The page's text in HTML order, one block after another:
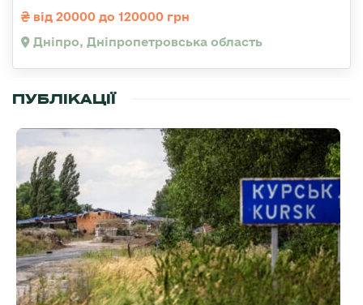
від 20000 до 120000 грн
Дніпро, Дніпропетровська область
ПУБЛІКАЦІЇ